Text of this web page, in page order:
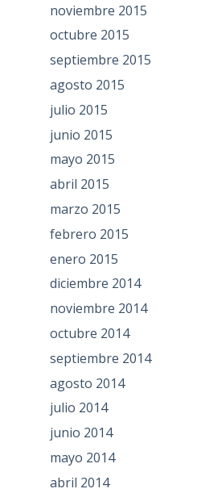
noviembre 2015
octubre 2015
septiembre 2015
agosto 2015
julio 2015
junio 2015
mayo 2015
abril 2015
marzo 2015
febrero 2015
enero 2015
diciembre 2014
noviembre 2014
octubre 2014
septiembre 2014
agosto 2014
julio 2014
junio 2014
mayo 2014
abril 2014